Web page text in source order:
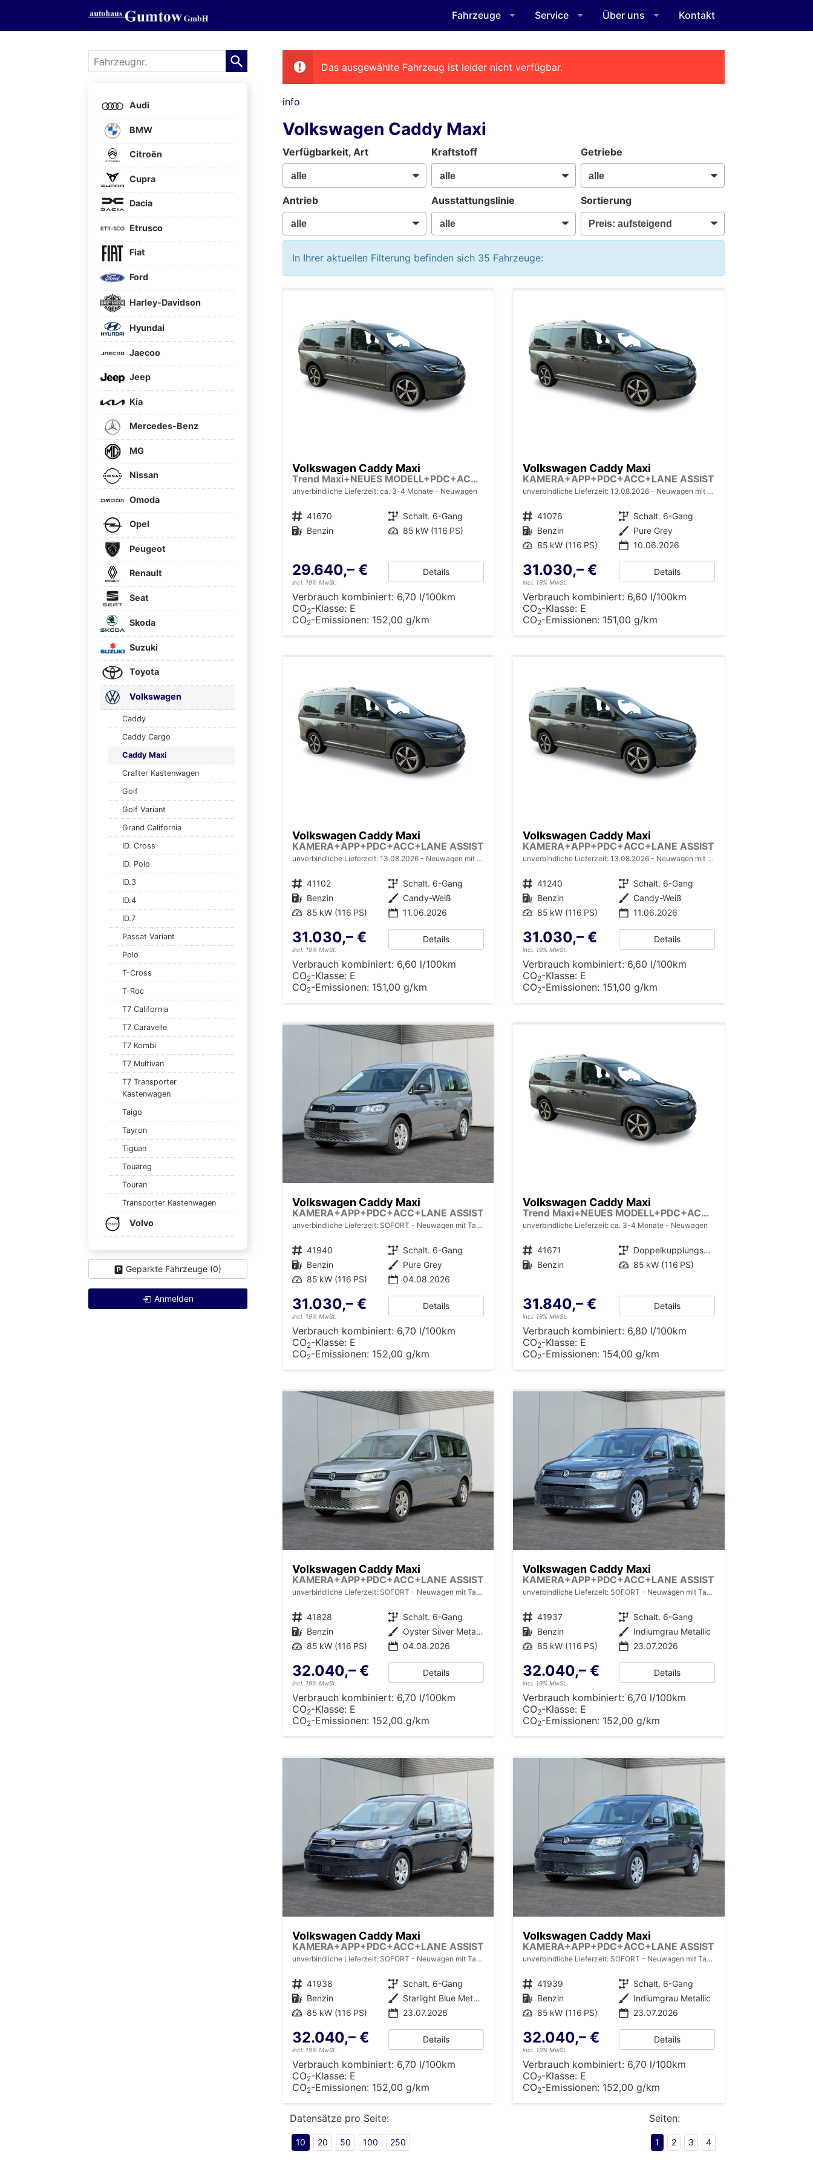
Fahrzeuge Service Über uns Kontakt
Das ausgewählte Fahrzeug ist leider nicht verfügbar.
info
Volkswagen Caddy Maxi
Verfügbarkeit, Art Kraftstoff Getriebe
Antrieb Ausstattungslinie Sortierung
In Ihrer aktuellen Filterung befinden sich 35 Fahrzeuge:
Volkswagen Caddy Maxi
Trend Maxi+NEUES MODELL+PDC+ACC+LANE ASSIST
unverbindliche Lieferzeit: ca. 3-4 Monate Neuwagen
Fahrzeugnr. 41670 Getriebe Schalt. 6-Gang
Kraftstoff Benzin Leistung 85 kW (116 PS)
29.640,– €
incl. 19% MwSt.
Details
Verbrauch kombiniert: 6,70 l/100km
CO2-Klasse: E
CO2-Emissionen: 152,00 g/km
Volkswagen Caddy Maxi
KAMERA+APP+PDC+ACC+LANE ASSIST
unverbindliche Lieferzeit:13.08.2026 Neuwagen mit Tageszulassung
Fahrzeugnr. 41076 Getriebe Schalt. 6-Gang
Kraftstoff Benzin Außenfarbe Pure Grey
Leistung 85 kW (116 PS) 10.06.2026
31.030,– €
incl. 19% MwSt.
Details
Verbrauch kombiniert: 6,60 l/100km
CO2-Klasse: E
CO2-Emissionen: 151,00 g/km
Volkswagen Caddy Maxi
KAMERA+APP+PDC+ACC+LANE ASSIST
unverbindliche Lieferzeit: 13.08.2026 Neuwagen mit Tageszulassung
Fahrzeugnr. 41102 Getriebe Schalt. 6-Gang
Kraftstoff Benzin Außenfarbe Candy-Weiß
Leistung 85 kW (116 PS) 11.06.2026
31.030,– €
incl. 19% MwSt.
Details
Verbrauch kombiniert: 6,60 l/100km
CO2-Klasse: E
CO2-Emissionen: 151,00 g/km
Volkswagen Caddy Maxi
KAMERA+APP+PDC+ACC+LANE ASSIST
unverbindliche Lieferzeit:13.08.2026 Neuwagen mit Tageszulassung
Fahrzeugnr. 41240 Getriebe Schalt. 6-Gang
Kraftstoff Benzin Außenfarbe Candy-Weiß
Leistung 85 kW (116 PS) 11.06.2026
31.030,– €
incl. 19% MwSt.
Details
Verbrauch kombiniert: 6,60 l/100km
CO2-Klasse: E
CO2-Emissionen: 151,00 g/km
Volkswagen Caddy Maxi
KAMERA+APP+PDC+ACC+LANE ASSIST
unverbindliche Lieferzeit: SOFORT Neuwagen mit Tageszulassung
Fahrzeugnr. 41940 Getriebe Schalt. 6-Gang
Kraftstoff Benzin Außenfarbe Pure Grey
Leistung 85 kW (116 PS) 04.08.2026
31.030,– €
incl. 19% MwSt.
Details
Verbrauch kombiniert: 6,70 l/100km
CO2-Klasse: E
CO2-Emissionen: 152,00 g/km
Volkswagen Caddy Maxi
Trend Maxi+NEUES MODELL+PDC+ACC+LANE ASSIST
unverbindliche Lieferzeit: ca. 3-4 Monate Neuwagen
Fahrzeugnr. 41671 Getriebe
Doppelkupplungsgetriebe (DSG)
Kraftstoff Benzin Leistung 85 kW (116 PS)
31.840,– €
incl. 19% MwSt.
Details
Verbrauch kombiniert: 6,80 l/100km
CO2-Klasse: E
CO2-Emissionen: 154,00 g/km
Volkswagen Caddy Maxi
KAMERA+APP+PDC+ACC+LANE ASSIST
unverbindliche Lieferzeit: SOFORT Neuwagen mit Tageszulassung
Fahrzeugnr. 41828 Getriebe Schalt. 6-Gang
Kraftstoff Benzin Außenfarbe
Oyster Silver Metallic
Leistung 85 kW (116 PS) 04.08.2026
32.040,– €
incl. 19% MwSt.
Details
Verbrauch kombiniert: 6,70 l/100km
CO2-Klasse: E
CO2-Emissionen: 152,00 g/km
Volkswagen Caddy Maxi
KAMERA+APP+PDC+ACC+LANE ASSIST
unverbindliche Lieferzeit: SOFORT Neuwagen mit Tageszulassung
Fahrzeugnr. 41937 Getriebe Schalt. 6-Gang
Kraftstoff Benzin Außenfarbe Indiumgrau Metallic
Leistung 85 kW (116 PS) 23.07.2026
32.040,– €
incl. 19% MwSt.
Details
Verbrauch kombiniert: 6,70 l/100km
CO2-Klasse: E
CO2-Emissionen: 152,00 g/km
Volkswagen Caddy Maxi
KAMERA+APP+PDC+ACC+LANE ASSIST
unverbindliche Lieferzeit: SOFORT Neuwagen mit Tageszulassung
Fahrzeugnr. 41938 Getriebe Schalt. 6-Gang
Kraftstoff Benzin Außenfarbe
Starlight Blue Metallic
Leistung 85 kW (116 PS) 23.07.2026
32.040,– €
incl. 19% MwSt.
Details
Verbrauch kombiniert: 6,70 l/100km
CO2-Klasse: E
CO2-Emissionen: 152,00 g/km
Volkswagen Caddy Maxi
KAMERA+APP+PDC+ACC+LANE ASSIST
unverbindliche Lieferzeit: SOFORT Neuwagen mit Tageszulassung
Fahrzeugnr. 41939 Getriebe Schalt. 6-Gang
Kraftstoff Benzin Außenfarbe Indiumgrau Metallic
Leistung 85 kW (116 PS) 23.07.2026
32.040,– €
incl. 19% MwSt.
Details
Verbrauch kombiniert: 6,70 l/100km
CO2-Klasse: E
CO2-Emissionen: 152,00 g/km
Datensätze pro Seite:
10 20 50 100 250
Seiten:
1 2 3 4
Fahrzeugnr.
Audi
BMW
Citroën
Cupra
Dacia
Etrusco
Fiat
Ford
Harley-Davidson
Hyundai
Jaecoo
Jeep
Kia
Mercedes-Benz
MG
Nissan
Omoda
Opel
Peugeot
Renault
Seat
Skoda
Suzuki
Toyota
Volkswagen
Caddy
Caddy Cargo
Caddy Maxi
Crafter Kastenwagen
Golf
Golf Variant
Grand California
ID. Cross
ID. Polo
ID.3
ID.4
ID.7
Passat Variant
Polo
T-Cross
T-Roc
T7 California
T7 Caravelle
T7 Kombi
T7 Multivan
T7 Transporter
Kastenwagen
Taigo
Tayron
Tiguan
Touareg
Touran
Transporter Kastenwagen
Volvo
Geparkte Fahrzeuge (0)
Anmelden